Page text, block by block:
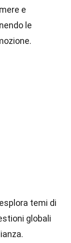
e
le
temi di
globali